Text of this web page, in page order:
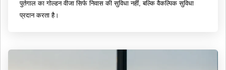
पुर्तगाल का गोल्डन वीजा सिर्फ निवास की सुविधा नहीं, बल्कि वैकल्पिक सुविधा
प्रदान करता है।